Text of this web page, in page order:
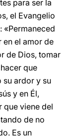
para ser la
el Evangelio
«Permaneced
en el amor de
de Dios, tomar
que
su ardor y su
y en Él,
que viene del
de no
Es un